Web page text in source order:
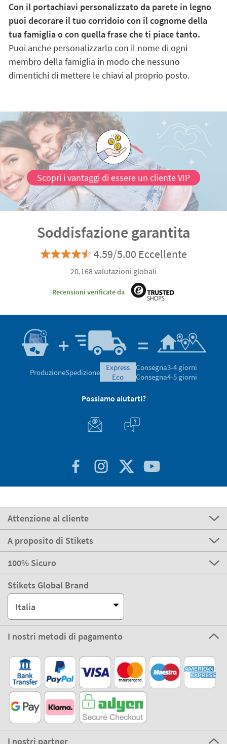
Con il portachiavi personalizzato da parete in legno
puoi decorare il tuo corridoio con il cognome della
tua famiglia o con quella frase che ti piace tanto.
Puoi anche personalizzarlo con il nome di ogni
membro della famiglia in modo che nessuno
dimentichi di mettere le chiavi al proprio posto.
Scopri i vantaggi di essere un cliente VIP
Soddisfazione garantita
4.59/5.00 Eccellente
20.168 valutazioni globali
Recensioni verificate da
ProduzioneSpedizione
express
eco
Consegna3-4 giorni
Consegna4-5 giorni
Possiamo aiutarti?
A proposito di Stikets
100% Sicuro
Stikets Global Brand
Italia
I nostri metodi di pagamento
I nostri partner